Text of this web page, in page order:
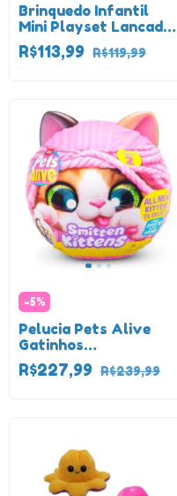
Brinquedo Infantil
Mini Playset Lancador
De Veiculo Chase
R$113,99 R$119,99
-5%
Pelucia Pets Alive
Gatinhos
Apaixonados série 2
R$227,99 R$239,99